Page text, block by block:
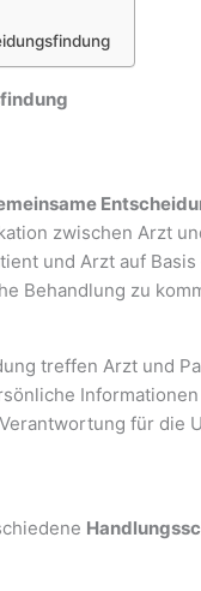
zwischen Arzt
und Arzt auf
Behandlung zu
treffen Arzt und
für